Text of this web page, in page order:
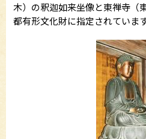
木）の釈迦如来坐像と東禅寺（
都有形文化財に指定されています